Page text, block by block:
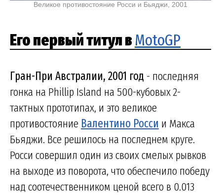
Великое противостояние Росси и Бьяджи, 2001
Его первый титул вMotoGP
Гран-При Австралии, 2001 год - последняя
гонка на Phillip Island на 500-кубовых 2-
тактных прототипах, и это великое
противостояние Валентино Росси и Макса
Бьяджи. Все решилось на последнем круге.
Росси совершил один из своих смелых рывков
на выходе из поворота, что обеспечило победу
над соотечественником ценой всего в 0.013